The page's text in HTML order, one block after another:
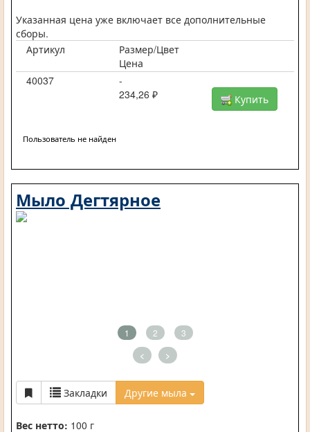
Указанная цена уже включает все дополнительные
сборы.
Артикул
Размер/Цвет
Цена
40037
-
234,26 ₽
Купить
Пользователь не найден
Мыло Дегтярное
1 2 3
< >
Закладки Другие мыла
Вес нетто: 100 г